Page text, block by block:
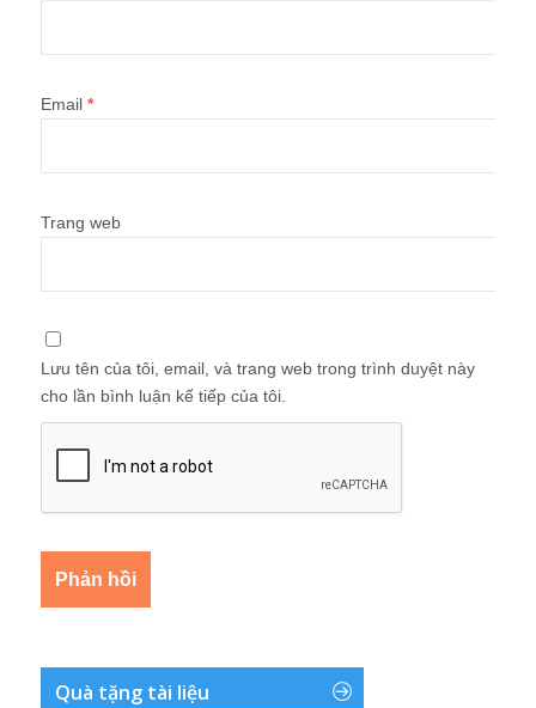
Email *
Trang web
Lưu tên của tôi, email, và trang web trong trình duyệt này
cho lần bình luận kế tiếp của tôi.
Quà tặng tài liệu